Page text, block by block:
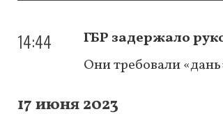
14:44
ГБР задержало
Они требовали
17 июня 2023